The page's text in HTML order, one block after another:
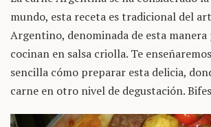
mundo, esta receta es tradicional del
Argentino, denominada de esta manera
cocinan en salsa criolla. Te
sencilla cómo preparar esta delicia,
carne en otro nivel de degustación.